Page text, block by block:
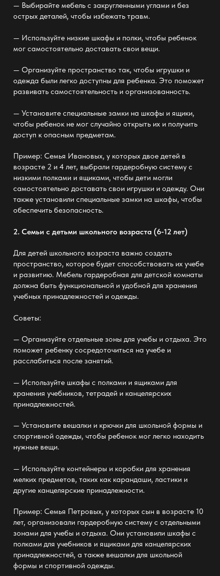
— Выбирайте мебель с закругленными углами и без
острых деталей, чтобы избежать травм.
— Используйте низкие шкафы и полки, чтобы ребенок
мог самостоятельно доставать свои вещи.
— Организуйте пространство так, чтобы игрушки и
одежда были легко доступны для ребенка. Это поможет
развивать самостоятельность и организованность.
— Установите специальные замки на шкафы и ящики,
чтобы ребенок не мог случайно открыть их и получить
доступ к опасным предметам.
Пример: Семья Ивановых, у которых двое детей в
возрасте 2 и 4 лет, выбрали гардеробную системус
низкими полками и ящиками, чтобы дети могли
самостоятельно доставать свои игрушки и одежду. Они
также установили специальные замки на шкафы, чтобы
обеспечить безопасность.
2. Семьи с детьми школьного возраста (6-12 лет)
Для детей школьного возраста важно создать
пространство, которое будет способствовать их учебе
и развитию. Мебель гардеробная для детской комнаты
должна быть функциональной и удобной для хранения
учебных принадлежностей и одежды.
Советы:
— Организуйте отдельные зоны для учебы и отдыха. Это
поможет ребенку сосредоточиться на учебе и
расслабиться после занятий.
— Используйте шкафы с полками и ящиками для
хранения учебников, тетрадей и канцелярских
принадлежностей.
— Установите вешалки и крючки для школьной формы и
спортивной одежды, чтобы ребенок мог легко находить
нужные вещи.
— Используйте контейнеры и коробки для хранения
мелких предметов, таких как карандаши, ластики и
другие канцелярские принадлежности.
Пример: Семья Петровых, у которых сын в возрасте 10
лет, организовали гардеробную систему с отдельными
зонами для учебы и отдыха. Они установили шкафы с
полками для учебников и ящиками для канцелярских
принадлежностей, а также вешалки для школьной
формы и спортивной одежды.